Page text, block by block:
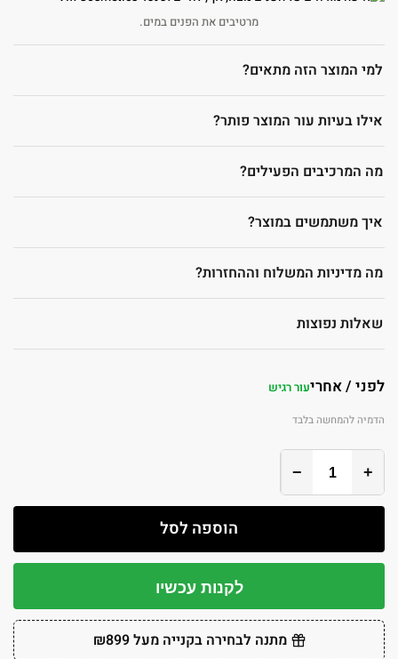
מרטיבים את הפנים במים.
למי המוצר הזה מתאים?
אילו בעיות עור המוצר פותר?
מה המרכיבים הפעילים?
איך משתמשים במוצר?
מה מדיניות המשלוח וההחזרות?
שאלות נפוצות
לפני / אחריעור רגיש
לפני
הדמיה להמחשה בלבד
+
−
הוספה לסל
לקנות עכשיו
מתנה לבחירה בקנייה מעל ₪899